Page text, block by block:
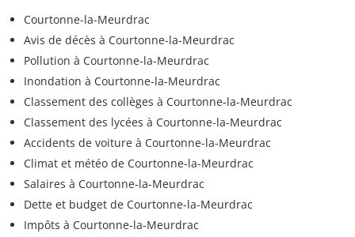
Courtonne-la-Meurdrac
Avis de décès à Courtonne-la-Meurdrac
Pollution à Courtonne-la-Meurdrac
Inondation à Courtonne-la-Meurdrac
Classement des collèges à Courtonne-la-Meurdrac
Classement des lycées à Courtonne-la-Meurdrac
Accidents de voiture à Courtonne-la-Meurdrac
Climat et météo de Courtonne-la-Meurdrac
Salaires à Courtonne-la-Meurdrac
Dette et budget de Courtonne-la-Meurdrac
Impôts à Courtonne-la-Meurdrac